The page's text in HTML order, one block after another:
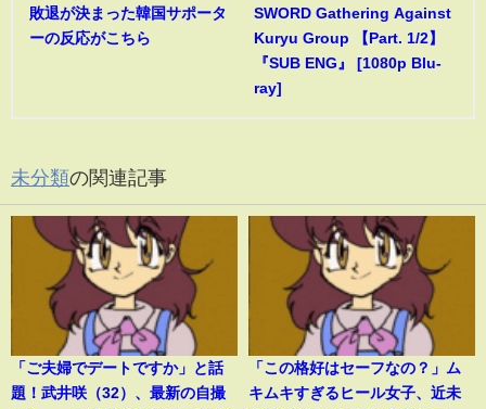
敗退が決まった韓国サポータ
ーの反応がこちら
SWORD Gathering Against
Kuryu Group 【Part. 1/2】
『SUB ENG』 [1080p Blu-
ray]
未分類の関連記事
「ご夫婦でデートですか」と話
題！武井咲（32）、最新の自撮
「この格好はセーフなの？」ム
キムキすぎるヒール女子、近未